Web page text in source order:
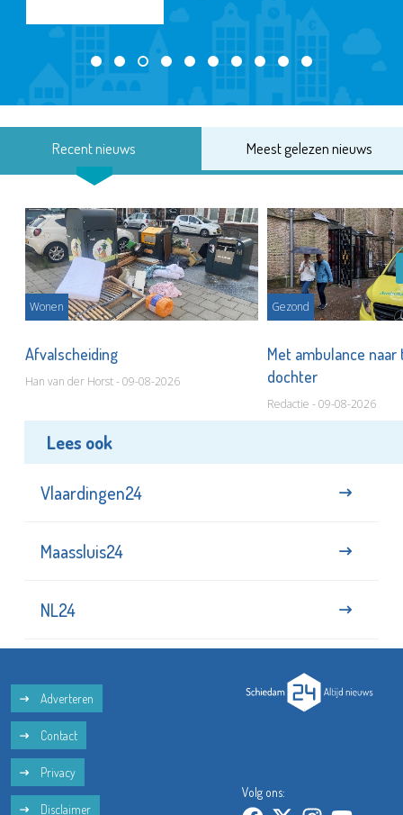
Recent nieuws Meest gelezen nieuws
Wonen
Afvalscheiding
Han van der Horst - 09-08-2026
Gezond
Met ambulance
dochter
Redactie - 09-08-2026
Lees ook
Vlaardingen24
Maassluis24
NL24
Adverteren
Contact
Privacy
Disclaimer
Volg ons: